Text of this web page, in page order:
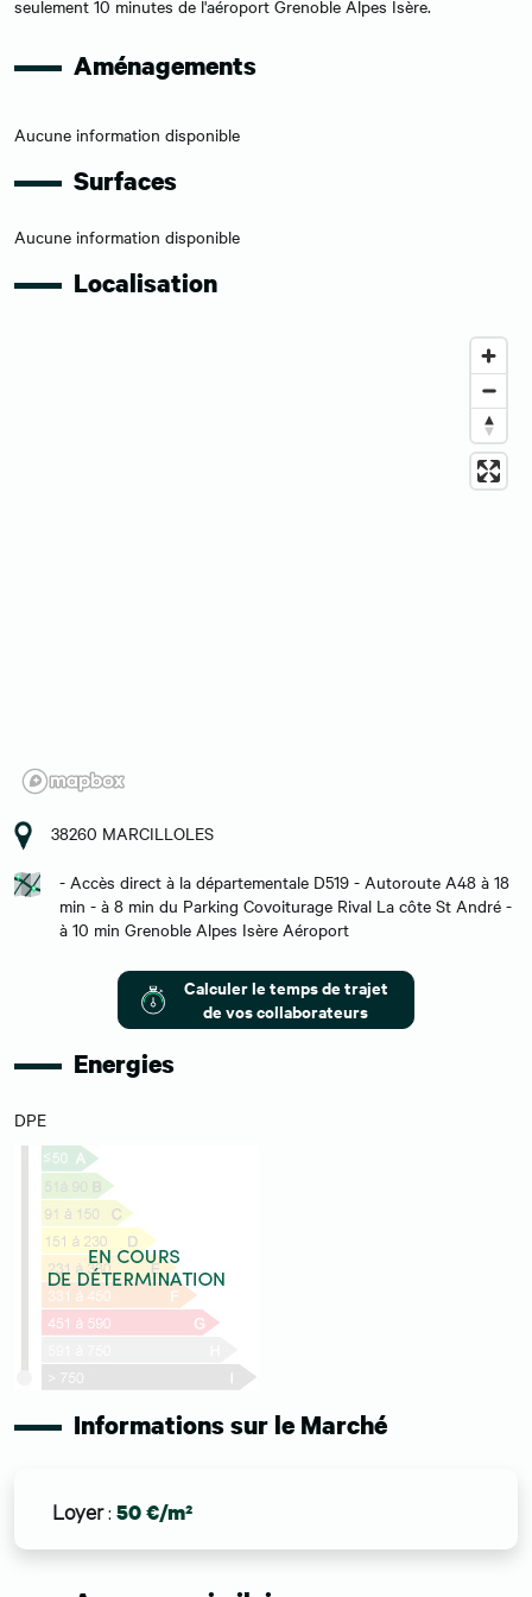
seulement 10 minutes de l'aéroport Grenoble Alpes Isère.
Aménagements
Aucune information disponible
Surfaces
Aucune information disponible
Localisation
38260 MARCILLOLES
- Accès direct à la départementale D519 - Autoroute A48 à 18
min - à 8 min du Parking Covoiturage Rival La côte St André -
à 10 min Grenoble Alpes Isère Aéroport
Calculer le temps de trajet
de vos collaborateurs
Energies
DPE
Informations sur le Marché
Loyer: 50 €/m²